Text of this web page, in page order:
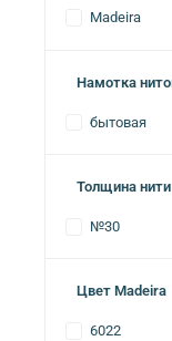
Madeira
Намотка
бытовая
Толщина нити
№30
Цвет Madeira
6022